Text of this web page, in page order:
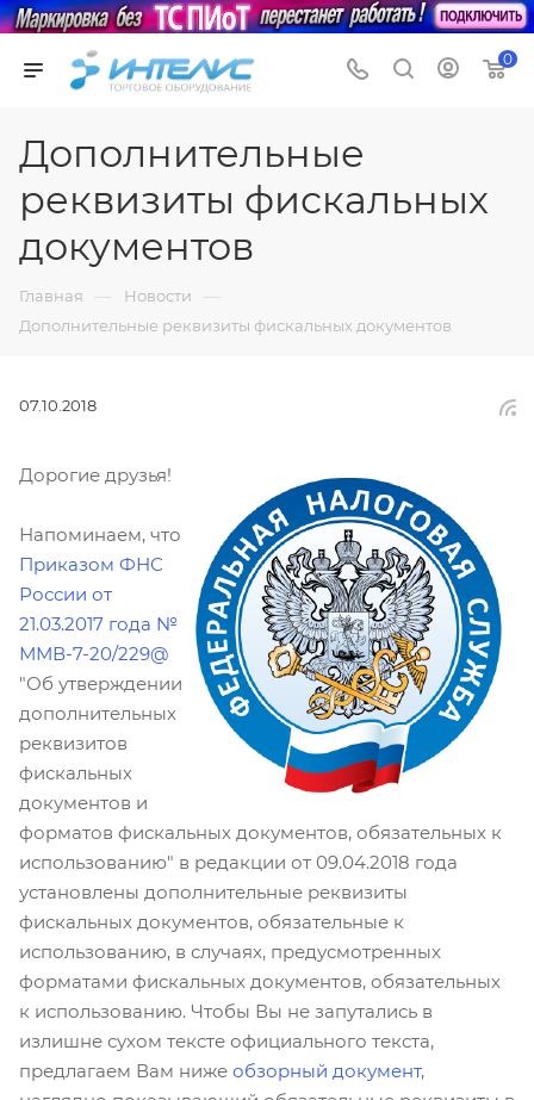
0
Дополнительные
реквизиты фискальных
документов
Главная — Новости —
Дополнительные реквизиты фискальных документов
07.10.2018
Дорогие друзья!
Напоминаем, что
Приказом ФНС
России от
21.03.2017 года №
ММВ-7-20/229@
"Об утверждении
дополнительных
реквизитов
фискальных
документов и
форматов фискальных документов, обязательных к
использованию" в редакции от 09.04.2018 года
установлены дополнительные реквизиты
фискальных документов, обязательные к
использованию, в случаях, предусмотренных
форматами фискальных документов, обязательных
к использованию. Чтобы Вы не запутались в
излишне сухом тексте официального текста,
предлагаем Вам ниже обзорный документ,